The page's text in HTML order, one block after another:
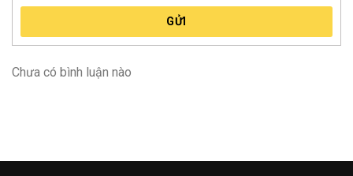
GỬI
Chưa có bình luận nào